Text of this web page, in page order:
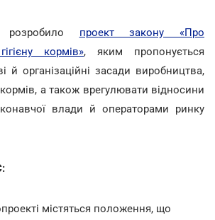
розробило проект закону «Про
кормів», яким пропонується
й організаційні засади виробництва,
а також врегулювати відносини
влади й операторами ринку
містяться положення, що